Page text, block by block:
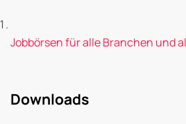
Jobbörsen für alle Branchen und
Downloads